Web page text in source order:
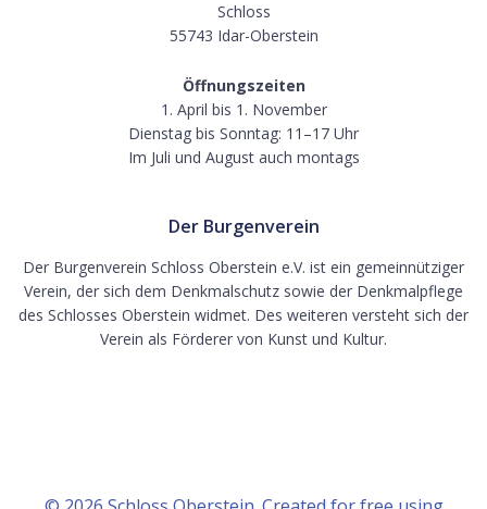
Schloss
55743 Idar-Oberstein
Öffnungszeiten
1. April bis 1. November
Dienstag bis Sonntag: 11–17 Uhr
Im Juli und August auch montags
Der Burgenverein
Der Burgenverein Schloss Oberstein e.V. ist ein gemeinnütziger
Verein, der sich dem Denkmalschutz sowie der Denkmalpflege
des Schlosses Oberstein widmet. Des weiteren versteht sich der
Verein als Förderer von Kunst und Kultur.